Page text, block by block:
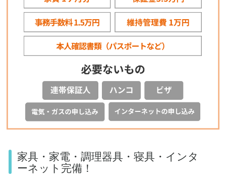
家具・家電・調理器具・寝具・インタ
ーネット完備！